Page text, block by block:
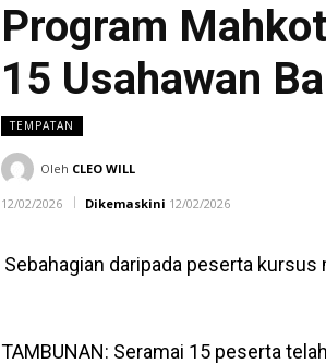
Program
15 Usahawan
TEMPATAN
Oleh CLEO WILL
12/02/2026 Dikemaskini 12/02/2026
Sebahagian daripada peserta
TAMBUNAN: Seramai 15 peserta